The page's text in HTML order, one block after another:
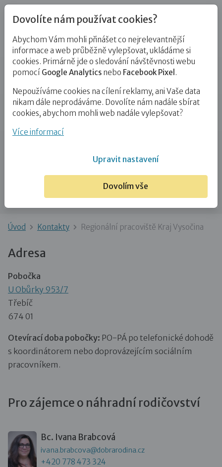
Regionální pracoviště Kraj
Vysočina
Do pěstounských rodin zajíždíme v rámci celého kraje
Vysočina. Pro více informací o pěstounské péči, o
doprovázení (uzavírání dohod o výkonu pěstounské
péči), přípravách žadatelů o náhradní rodinnou péči a
domluvte předem. Podporujeme také osvojitele a
osoby, které se o děti starají v rámci institutu svěření
dítěte do péče jiné osoby. Děkujeme a těšíme se na
Úvod Kontakty Regionální pracoviště Kraj Vysočina
Adresa
Pobočka
U Obůrky 953/7
Třebíč
674 01
Otevírací doba pobočky: PO-PÁ po telefonické dohodě
s koordinátorem nebo doprovázejícím sociálním
pracovníkem.
Pro zájemce o náhradní rodičovství
Bc. Ivana Brabcová
ivana.brabcova@dobrarodina.cz
+420 778 473 324
Dovolíte nám používat cookies?
Abychom Vám mohli přinášet co nejrelevantnější
informace a web průběžně vylepšovat, ukládáme si
cookies. Primárně jde o sledování návštěvnosti webu
pomocí Google Analytics nebo Facebook Pixel .
Nepoužíváme cookies na cílení reklamy, ani Vaše data
nikam dále neprodáváme. Dovolíte nám nadále sbírat
cookies, abychom mohli web nadále vylepšovat?
Více informací
Upravit nastavení
Dovolím vše